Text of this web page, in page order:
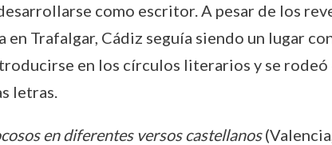
como escritor. A pesar de los
Trafalgar, Cádiz seguía siendo un lugar
en los círculos literarios y se rodeó
letras.
en diferentes versos castellanos